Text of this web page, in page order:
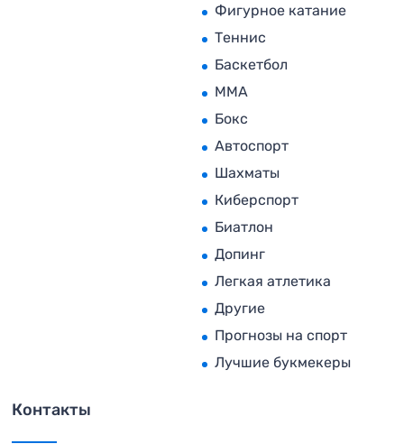
Фигурное катание
Теннис
Баскетбол
MMA
Бокс
Автоспорт
Шахматы
Киберспорт
Биатлон
Допинг
Легкая атлетика
Другие
Прогнозы на спорт
Лучшие букмекеры
Контакты